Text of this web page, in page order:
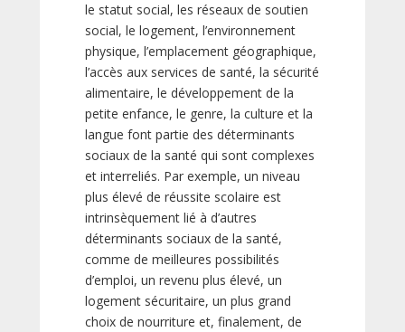
le statut social, les réseaux de soutien
social, le logement, l’environnement
physique, l’emplacement géographique,
l’accès aux services de santé, la sécurité
alimentaire, le développement de la
petite enfance, le genre, la culture et la
langue font partie des déterminants
sociaux de la santé qui sont complexes
et interreliés. Par exemple, un niveau
plus élevé de réussite scolaire est
intrinsèquement lié à d’autres
déterminants sociaux de la santé,
comme de meilleures possibilités
d’emploi, un revenu plus élevé, un
logement sécuritaire, un plus grand
choix de nourriture et, finalement, de